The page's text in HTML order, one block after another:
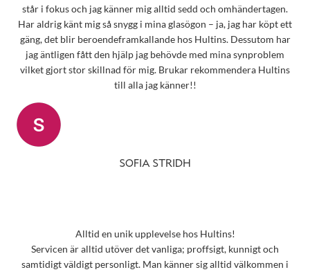
står i fokus och jag känner mig alltid sedd och omhändertagen.
Har aldrig känt mig så snygg i mina glasögon – ja, jag har köpt ett
gäng, det blir beroendeframkallande hos Hultins. Dessutom har
jag äntligen fått den hjälp jag behövde med mina synproblem
vilket gjort stor skillnad för mig. Brukar rekommendera Hultins
till alla jag känner!!
SOFIA STRIDH
Alltid en unik upplevelse hos Hultins!
Servicen är alltid utöver det vanliga; proffsigt, kunnigt och
samtidigt väldigt personligt. Man känner sig alltid välkommen i